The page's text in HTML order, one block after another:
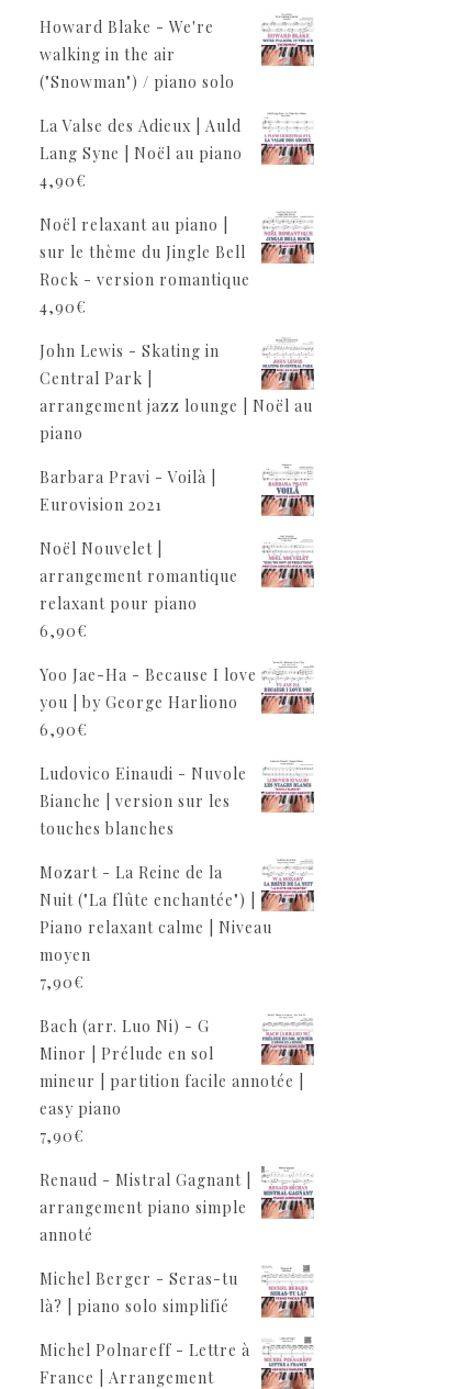
Howard Blake - We're
walking in the air
("Snowman") / piano solo
La Valse des Adieux | Auld
Lang Syne | Noël au piano
4,90€
Noël relaxant au piano |
sur le thème du Jingle Bell
Rock - version romantique
4,90€
John Lewis - Skating in
Central Park |
arrangement jazz lounge | Noël au
piano
Barbara Pravi - Voilà |
Eurovision 2021
Noël Nouvelet |
arrangement romantique
relaxant pour piano
6,90€
Yoo Jae-Ha - Because I love
you | by George Harliono
6,90€
Ludovico Einaudi - Nuvole
Bianche | version sur les
touches blanches
Mozart - La Reine de la
Nuit ("La flûte enchantée") |
Piano relaxant calme | Niveau
moyen
7,90€
Bach (arr. Luo Ni) - G
Minor | Prélude en sol
mineur | partition facile annotée |
easy piano
7,90€
Renaud - Mistral Gagnant |
arrangement piano simple
annoté
Michel Berger - Seras-tu
là? | piano solo simplifié
Michel Polnareff - Lettre à
France | Arrangement